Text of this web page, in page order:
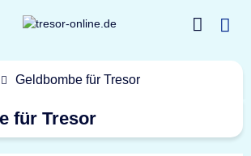
Geldbombe für Tresor
für Tresor